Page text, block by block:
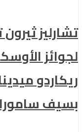
لجوائز
ريكاردو
بسيف